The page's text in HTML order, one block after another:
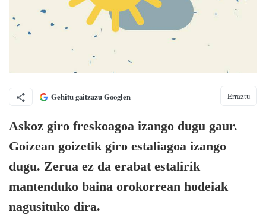
Gehitu gaitzazu Googlen Erraztu
Askoz giro freskoagoa izango dugu gaur.
Goizean goizetik giro estaliagoa izango
dugu. Zerua ez da erabat estalirik
mantenduko baina orokorrean hodeiak
nagusituko dira.